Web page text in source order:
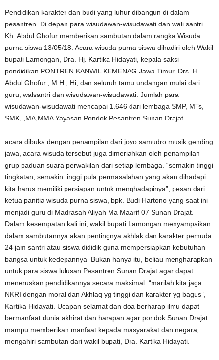
Pendidikan karakter dan budi yang luhur dibangun di dalam
pesantren. Di depan para wisudawan-wisudawati dan wali santri
Kh. Abdul Ghofur memberikan sambutan dalam rangka Wisuda
purna siswa 13/05/18. Acara wisuda purna siswa dihadiri oleh Wakil
bupati Lamongan, Dra. Hj. Kartika Hidayati, kepala saksi
pendidikan PONTREN KANWIL KEMENAG Jawa Timur, Drs. H.
Abdul Ghofur., M.H., Hi, dan seluruh tamu undangan mulai dari
guru, walsantri dan wisudawan-wisudawati. Jumlah para
wisudawan-wisudawati mencapai 1.646 dari lembaga SMP, MTs,
SMK, ,MA,MMA Yayasan Pondok Pesantren Sunan Drajat.
acara dibuka dengan penampilan dari joyo samudro musik gending
jawa, acara wisuda tersebut juga dimeriahkan oleh penampilan
grup paduan suara perwakilan dari setiap lembaga. “semakin tinggi
tingkatan, semakin tinggi pula permasalahan yang akan dihadapi
kita harus memiliki persiapan untuk menghadapinya”, pesan dari
ketua panitia wisuda purna siswa, bpk. Budi Hartono yang saat ini
menjadi guru di Madrasah Aliyah Ma Maarif 07 Sunan Drajat.
Dalam kesempatan kali ini, wakil bupati Lamongan menyampaikan
dalam sambutannya akan pentingnya akhlak dan karakter pemuda.
24 jam santri atau siswa dididik guna mempersiapkan kebutuhan
bangsa untuk kedepannya. Bukan hanya itu, beliau mengharapkan
untuk para siswa lulusan Pesantren Sunan Drajat agar dapat
meneruskan pendidikannya secara maksimal. “marilah kita jaga
NKRI dengan moral dan Akhlaq yg tinggi dan karakter yg bagus”,
Kartika Hidayati. Ucapan selamat dan doa berharap ilmu dapat
bermanfaat dunia akhirat dan harapan agar pondok Sunan Drajat
mampu memberikan manfaat kepada masyarakat dan negara,
mengahiri sambutan dari wakil bupati, Dra. Kartika Hidayati.